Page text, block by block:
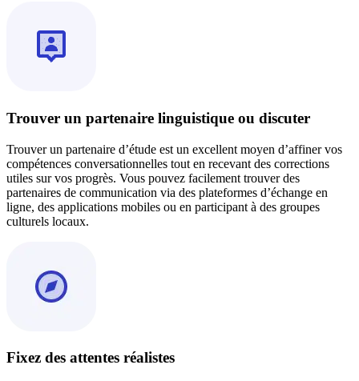
Trouver un partenaire linguistique ou discuter
Trouver un partenaire d’étude est un excellent moyen d’affiner vos
compétences conversationnelles tout en recevant des corrections
utiles sur vos progrès. Vous pouvez facilement trouver des
partenaires de communication via des plateformes d’échange en
ligne, des applications mobiles ou en participant à des groupes
culturels locaux.
Fixez des attentes réalistes